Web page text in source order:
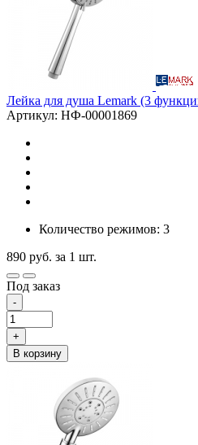
Лейка для душа Lemark (3
Артикул: НФ-00001869
Количество режимов: 3
890 руб. за 1 шт.
Под заказ
-
+
В корзину